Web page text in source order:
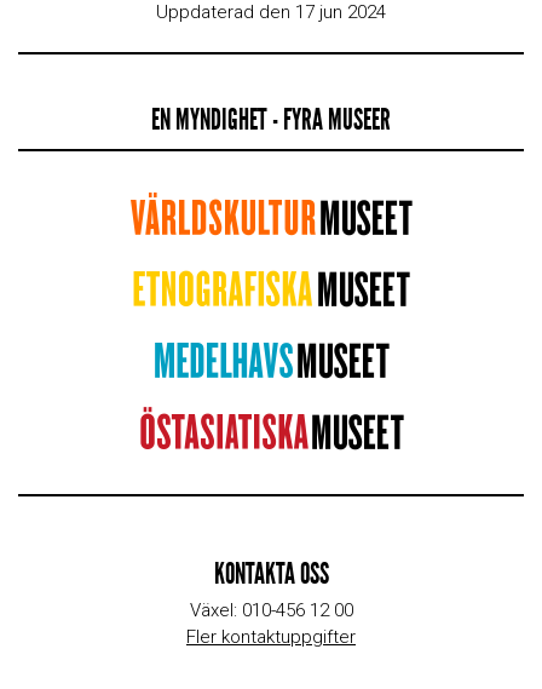
Uppdaterad den 17 jun 2024
EN MYNDIGHET - FYRA MUSEER
KONTAKTA OSS
Växel: 010-456 12 00
Fler kontaktuppgifter